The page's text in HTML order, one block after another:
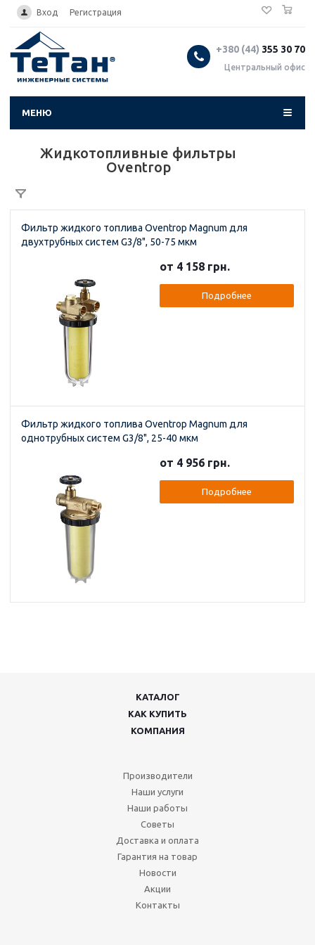
... Вход Регистрация
+380 (44) 355 30 70
Центральный офис
МЕНЮ
Жидкотопливные фильтры
Oventrop
Фильтр жидкого топлива Oventrop Magnum для
двухтрубных систем G3/8", 50-75 мкм
от 4 158 грн.
Подробнее
Фильтр жидкого топлива Oventrop Magnum для
однотрубных систем G3/8", 25-40 мкм
от 4 956 грн.
Подробнее
КАТАЛОГ
КАК КУПИТЬ
КОМПАНИЯ
Производители
Наши услуги
Наши работы
Советы
Доставка и оплата
Гарантия на товар
Новости
Акции
Контакты